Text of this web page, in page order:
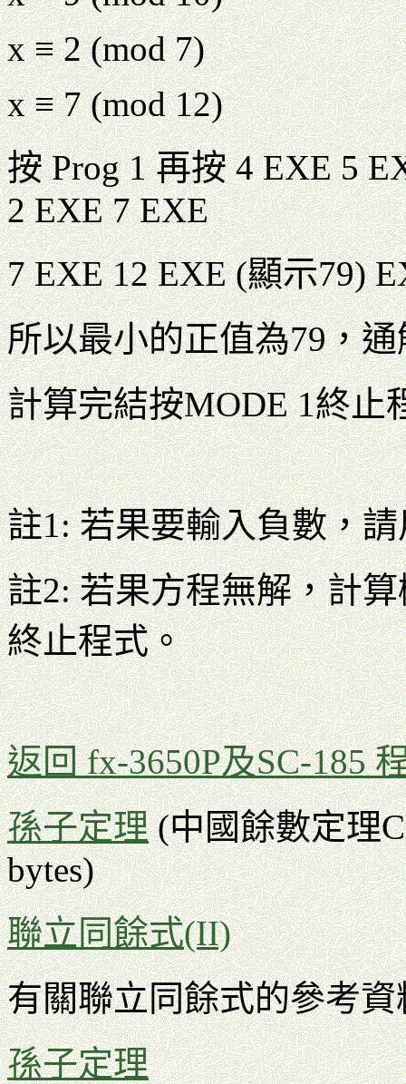
x ≡ 2 (mod 7)
x ≡ 7 (mod 12)
按 Prog 1 再按 4 EXE 5
2 EXE 7 EXE
7 EXE 12 EXE (顯示79)
所以最小的正值為79，通
計算完結按MODE 1終止
註1: 若果要輸入負數，
註2: 若果方程無解，計
終止程式。
返回 fx-3650P及SC-185
孫子定理(中國餘數定理
bytes)
聯立同餘式(II)
有關聯立同餘式的參考資
孫子定理